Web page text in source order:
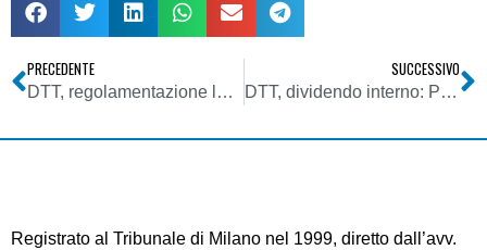
PRECEDENTE
DTT, regolamentazione logical channel numbering. Audizioni Agcom: le considerazioni del CONNA
SUCCESSIVO
DTT, dividendo interno: Passera (MSE): asta si farà entro legislatura
Registrato al Tribunale di Milano nel 1999, diretto dall’avv.